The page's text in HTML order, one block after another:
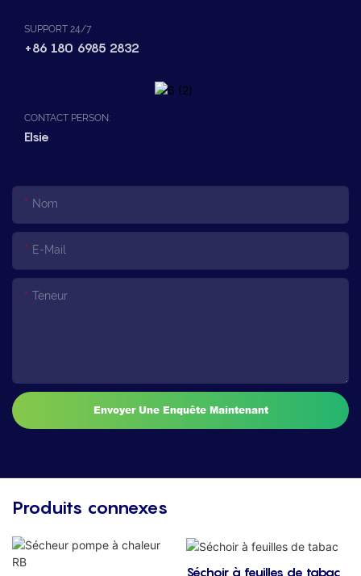
SUPPORT 24/7
+86 180 6985 2832
CONTACT PERSON:
Elsie
Nom
E-Mail
Teneur
Envoyer Une Enquête Maintenant
Produits connexes
Séchoir à feuilles de tabac